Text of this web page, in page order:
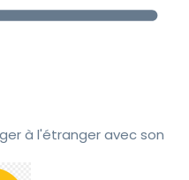
à l'étranger avec son